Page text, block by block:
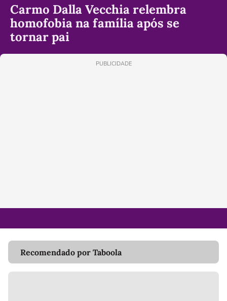
Carmo Dalla Vecchia relembra
homofobia na família após se
tornar pai
PUBLICIDADE
Recomendado por Taboola